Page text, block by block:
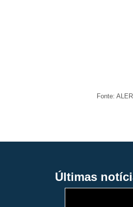
Fonte:
Últimas